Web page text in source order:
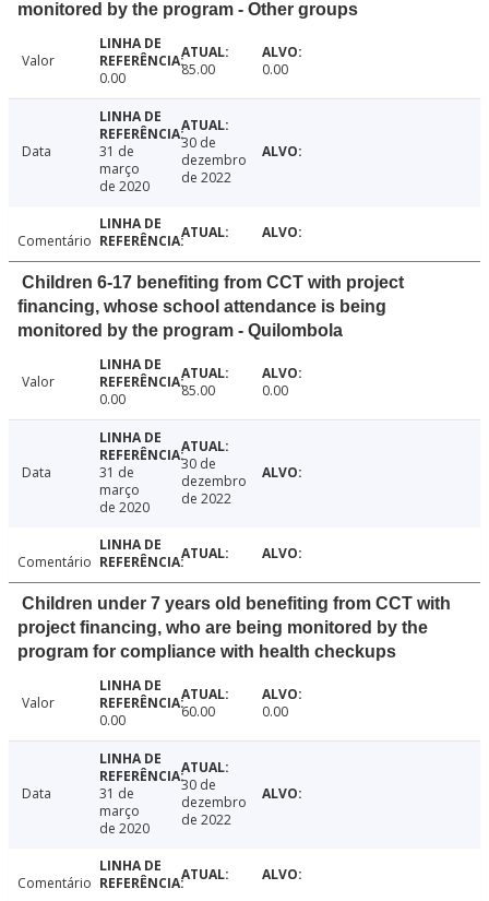
monitored by the program - Other groups
Valor
0.00
85.00 0.00
Data
31 de
março
de 2020
30 de
dezembro
de 2022
Comentário
Children 6-17 benefiting from CCT with project
financing, whose school attendance is being
monitored by the program - Quilombola
Valor
0.00
85.00 0.00
Data
31 de
março
de 2020
30 de
dezembro
de 2022
Comentário
Children under 7 years old benefiting from CCT with
project financing, who are being monitored by the
program for compliance with health checkups
Valor
0.00
60.00 0.00
Data
31 de
março
de 2020
30 de
dezembro
de 2022
Comentário